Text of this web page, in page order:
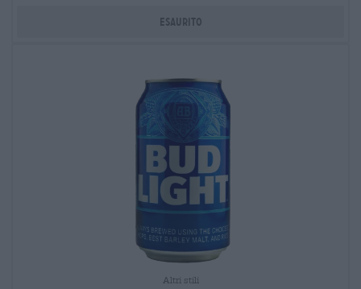
Esaurito
Altri stili